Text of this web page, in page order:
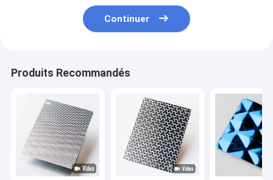
Continuer
Produits Recommandés